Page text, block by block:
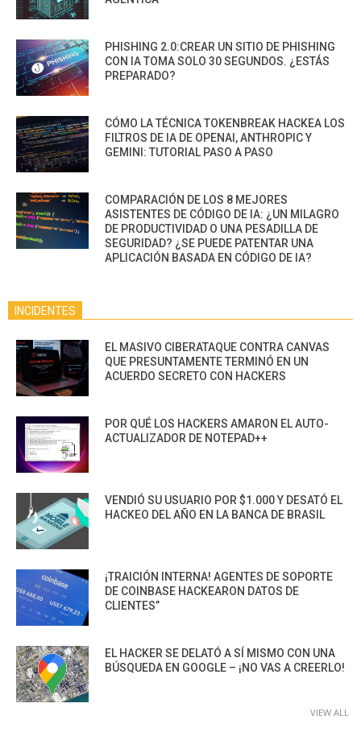
PHISHING 2.0:CREAR UN SITIO DE PHISHING
CON IA TOMA SOLO 30 SEGUNDOS. ¿ESTÁS
PREPARADO?
CÓMO LA TÉCNICA TOKENBREAK HACKEA LOS
FILTROS DE IA DE OPENAI, ANTHROPIC Y
GEMINI: TUTORIAL PASO A PASO
COMPARACIÓN DE LOS 8 MEJORES
ASISTENTES DE CÓDIGO DE IA: ¿UN MILAGRO
DE PRODUCTIVIDAD O UNA PESADILLA DE
SEGURIDAD? ¿SE PUEDE PATENTAR UNA
APLICACIÓN BASADA EN CÓDIGO DE IA?
INCIDENTES
EL MASIVO CIBERATAQUE CONTRA CANVAS
QUE PRESUNTAMENTE TERMINÓ EN UN
ACUERDO SECRETO CON HACKERS
POR QUÉ LOS HACKERS AMARON EL AUTO-
ACTUALIZADOR DE NOTEPAD++
VENDIÓ SU USUARIO POR $1.000 Y DESATÓ EL
HACKEO DEL AÑO EN LA BANCA DE BRASIL
¡TRAICIÓN INTERNA! AGENTES DE SOPORTE
DE COINBASE HACKEARON DATOS DE
CLIENTES”
EL HACKER SE DELATÓ A SÍ MISMO CON UNA
BÚSQUEDA EN GOOGLE – ¡NO VAS A CREERLO!
VIEW ALL